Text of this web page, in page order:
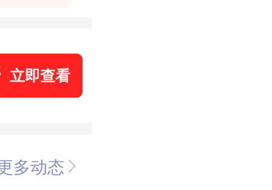
立即查看
多动态